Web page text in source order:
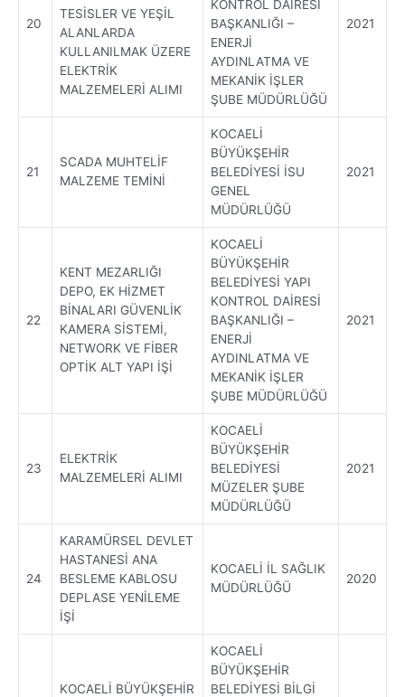
20
TESİSLER VE YEŞİL
ALANLARDA
KULLANILMAK ÜZERE
ELEKTRİK
MALZEMELERİ ALIMI
KONTROL DAİRESİ
BAŞKANLIĞI –
ENERJİ
AYDINLATMA VE
MEKANİK İŞLER
ŞUBE MÜDÜRLÜĞÜ
2021
21
SCADA MUHTELİF
MALZEME TEMİNİ
KOCAELİ
BÜYÜKŞEHİR
BELEDİYESİ İSU
GENEL
MÜDÜRLÜĞÜ
2021
22
KENT MEZARLIĞI
DEPO, EK HİZMET
BİNALARI GÜVENLİK
KAMERA SİSTEMİ,
NETWORK VE FİBER
OPTİK ALT YAPI İŞİ
KOCAELİ
BÜYÜKŞEHİR
BELEDİYESİ YAPI
KONTROL DAİRESİ
BAŞKANLIĞI –
ENERJİ
AYDINLATMA VE
MEKANİK İŞLER
ŞUBE MÜDÜRLÜĞÜ
2021
23
ELEKTRİK
MALZEMELERİ ALIMI
KOCAELİ
BÜYÜKŞEHİR
BELEDİYESİ
MÜZELER ŞUBE
MÜDÜRLÜĞÜ
2021
24
KARAMÜRSEL DEVLET
HASTANESİ ANA
BESLEME KABLOSU
DEPLASE YENİLEME
İŞİ
KOCAELİ İL SAĞLIK
MÜDÜRLÜĞÜ
2020
KOCAELİ BÜYÜKŞEHİR
KOCAELİ
BÜYÜKŞEHİR
BELEDİYESİ BİLGİ